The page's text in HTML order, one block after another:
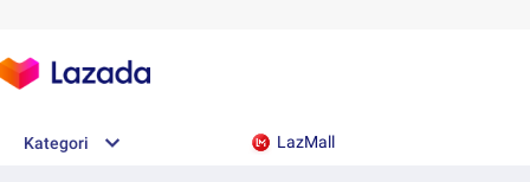
Kategori LazMall